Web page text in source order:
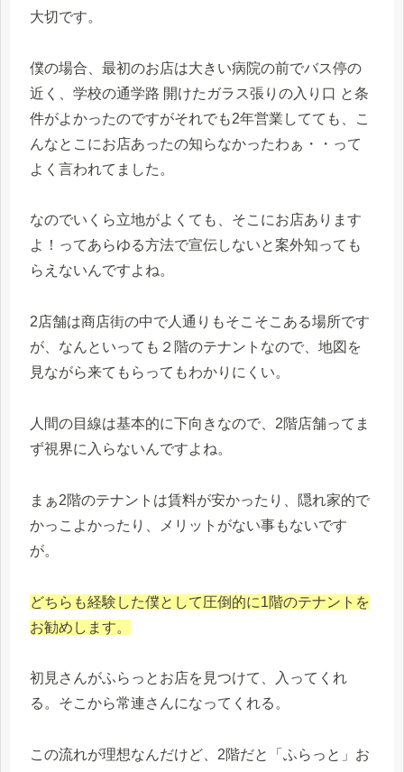
大切です。
僕の場合、最初のお店は大きい病院の前でバス停の
近く、学校の通学路 開けたガラス張りの入り口 と条
件がよかったのですがそれでも2年営業してても、こ
んなとこにお店あったの知らなかったわぁ・・って
よく言われてました。
なのでいくら立地がよくても、そこにお店あります
よ！ってあらゆる方法で宣伝しないと案外知っても
らえないんですよね。
2店舗は商店街の中で人通りもそこそこある場所です
が、なんといっても２階のテナントなので、地図を
見ながら来てもらってもわかりにくい。
人間の目線は基本的に下向きなので、2階店舗ってま
ず視界に入らないんですよね。
まぁ2階のテナントは賃料が安かったり、隠れ家的で
かっこよかったり、メリットがない事もないです
が。
どちらも経験した僕として圧倒的に1階のテナントを
お勧めします。
初見さんがふらっとお店を見つけて、入ってくれ
る。そこから常連さんになってくれる。
この流れが理想なんだけど、2階だと「ふらっと」お